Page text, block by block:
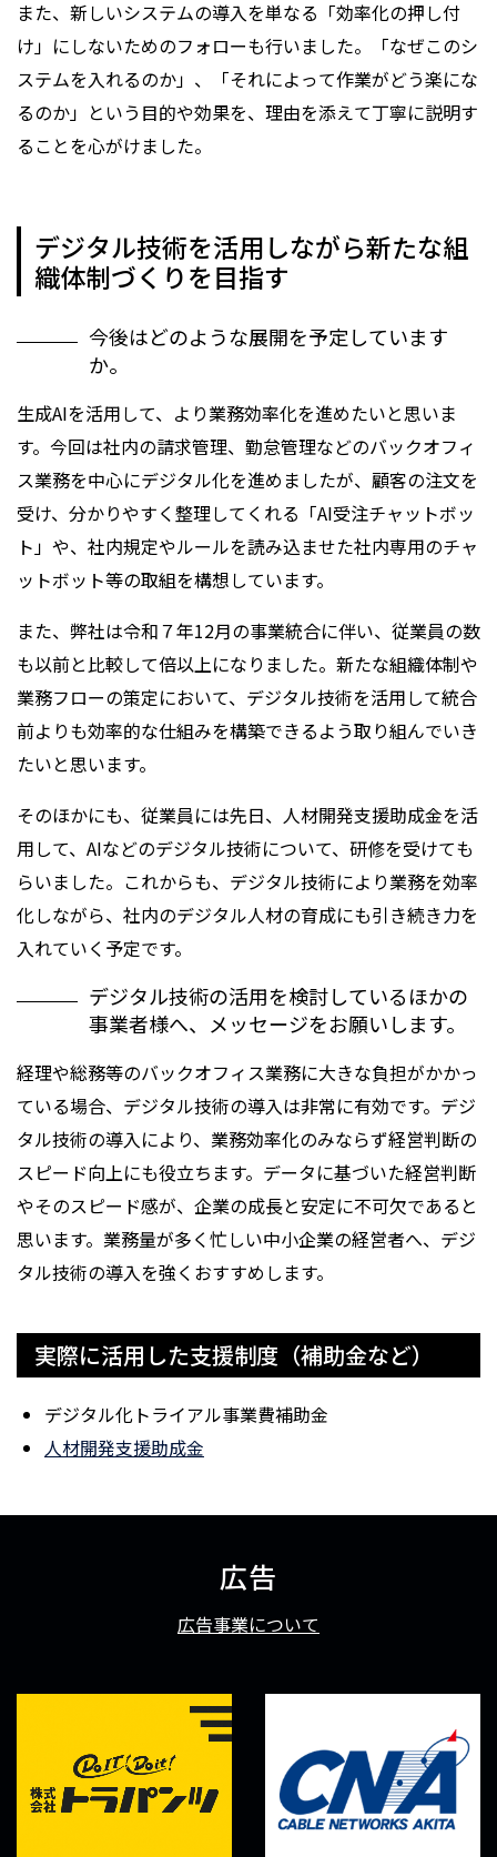
また、新しいシステムの導入を単なる「効率化の押し付
け」にしないためのフォローも行いました。「なぜこのシ
ステムを入れるのか」、「それによって作業がどう楽にな
るのか」という目的や効果を、理由を添えて丁寧に説明す
ることを心がけました。
デジタル技術を活用しながら新たな組
織体制づくりを目指す
今後はどのような展開を予定しています
か。
生成AIを活用して、より業務効率化を進めたいと思いま
す。今回は社内の請求管理、勤怠管理などのバックオフィ
ス業務を中心にデジタル化を進めましたが、顧客の注文を
受け、分かりやすく整理してくれる「AI受注チャットボッ
ト」や、社内規定やルールを読み込ませた社内専用のチャ
ットボット等の取組を構想しています。
また、弊社は令和７年12月の事業統合に伴い、従業員の数
も以前と比較して倍以上になりました。新たな組織体制や
業務フローの策定において、デジタル技術を活用して統合
前よりも効率的な仕組みを構築できるよう取り組んでいき
たいと思います。
そのほかにも、従業員には先日、人材開発支援助成金を活
用して、AIなどのデジタル技術について、研修を受けても
らいました。これからも、デジタル技術により業務を効率
化しながら、社内のデジタル人材の育成にも引き続き力を
入れていく予定です。
デジタル技術の活用を検討しているほかの
事業者様へ、メッセージをお願いします。
経理や総務等のバックオフィス業務に大きな負担がかかっ
ている場合、デジタル技術の導入は非常に有効です。デジ
タル技術の導入により、業務効率化のみならず経営判断の
スピード向上にも役立ちます。データに基づいた経営判断
やそのスピード感が、企業の成長と安定に不可欠であると
思います。業務量が多く忙しい中小企業の経営者へ、デジ
タル技術の導入を強くおすすめします。
実際に活用した支援制度（補助金など）
デジタル化トライアル事業費補助金
人材開発支援助成金
広告
広告事業について